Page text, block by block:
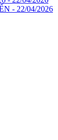
- 22/04/2026